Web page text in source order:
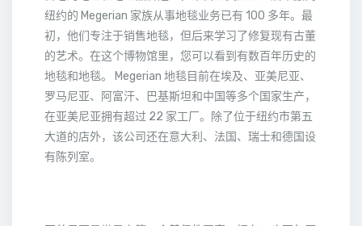
纽约的 Megerian 家族从事地毯业务已有 100 多年。最
初，他们专注于销售地毯，但后来学习了修复现有古董
的艺术。在这个博物馆里，您可以看到有数百年历史的
地毯和地毯。 Megerian 地毯目前在埃及、亚美尼亚、
罗马尼亚、阿富汗、巴基斯坦和中国等多个国家生产，
在亚美尼亚拥有超过 22 家工厂。除了位于纽约市第五
大道的店外，该公司还在意大利、法国、瑞士和德国设
有陈列室。